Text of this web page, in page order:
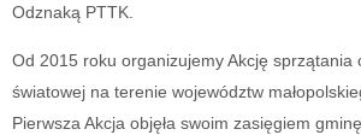
Odznaką PTTK.
Od 2015 roku organizujemy Akcję sprzątania
światowej na terenie województw
Pierwsza Akcja objęła swoim zasięgiem